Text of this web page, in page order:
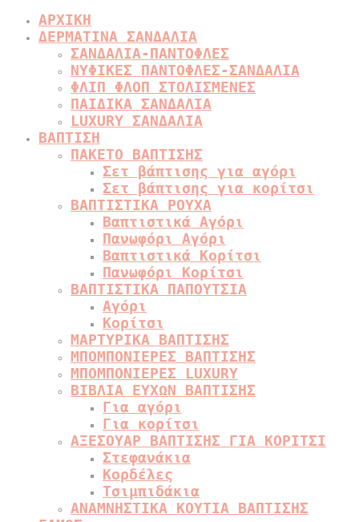
ΑΡΧΙΚΗ
ΔΕΡΜΑΤΙΝΑ ΣΑΝΔΑΛΙΑ
ΣΑΝΔΑΛΙΑ-ΠΑΝΤΟΦΛΕΣ
ΝΥΦΙΚΕΣ ΠΑΝΤΟΦΛΕΣ-ΣΑΝΔΑΛΙΑ
ΦΛΙΠ ΦΛΟΠ ΣΤΟΛΙΣΜΕΝΕΣ
ΠΑΙΔΙΚΑ ΣΑΝΔΑΛΙΑ
LUXURY ΣΑΝΔΑΛΙΑ
ΒΑΠΤΙΣΗ
ΠΑΚΕΤΟ ΒΑΠΤΙΣΗΣ
Σετ βάπτισης για αγόρι
Σετ βάπτισης για κορίτσι
ΒΑΠΤΙΣΤΙΚΑ ΡΟΥΧΑ
Βαπτιστικά Αγόρι
Πανωφόρι Αγόρι
Βαπτιστικά Κορίτσι
Πανωφόρι Κορίτσι
ΒΑΠΤΙΣΤΙΚΑ ΠΑΠΟΥΤΣΙΑ
Αγόρι
Κορίτσι
ΜΑΡΤΥΡΙΚΑ ΒΑΠΤΙΣΗΣ
ΜΠΟΜΠΟΝΙΕΡΕΣ ΒΑΠΤΙΣΗΣ
ΜΠΟΜΠΟΝΙΕΡΕΣ LUXURY
ΒΙΒΛΙΑ ΕΥΧΩΝ ΒΑΠΤΙΣΗΣ
Για αγόρι
Για κορίτσι
ΑΞΕΣΟΥΑΡ ΒΑΠΤΙΣΗΣ ΓΙΑ ΚΟΡΙΤΣΙ
Στεφανάκια
Κορδέλες
Τσιμπιδάκια
ΑΝΑΜΝΗΣΤΙΚΑ ΚΟΥΤΙΑ ΒΑΠΤΙΣΗΣ